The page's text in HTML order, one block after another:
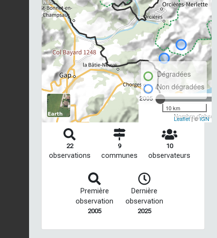
2005
Nombre
Dégradées
Non dégradées
10 km
Leaflet| ©IGN
22
observations
9
communes
10
observateurs
Première
observation
2005
Dernière
observation
2025